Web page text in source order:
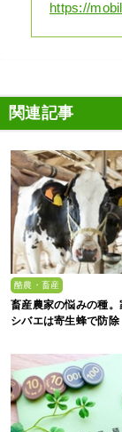
https://
関連記事
酪農・畜産
畜産農家の悩みの種
シバエは寄生蜂で防除